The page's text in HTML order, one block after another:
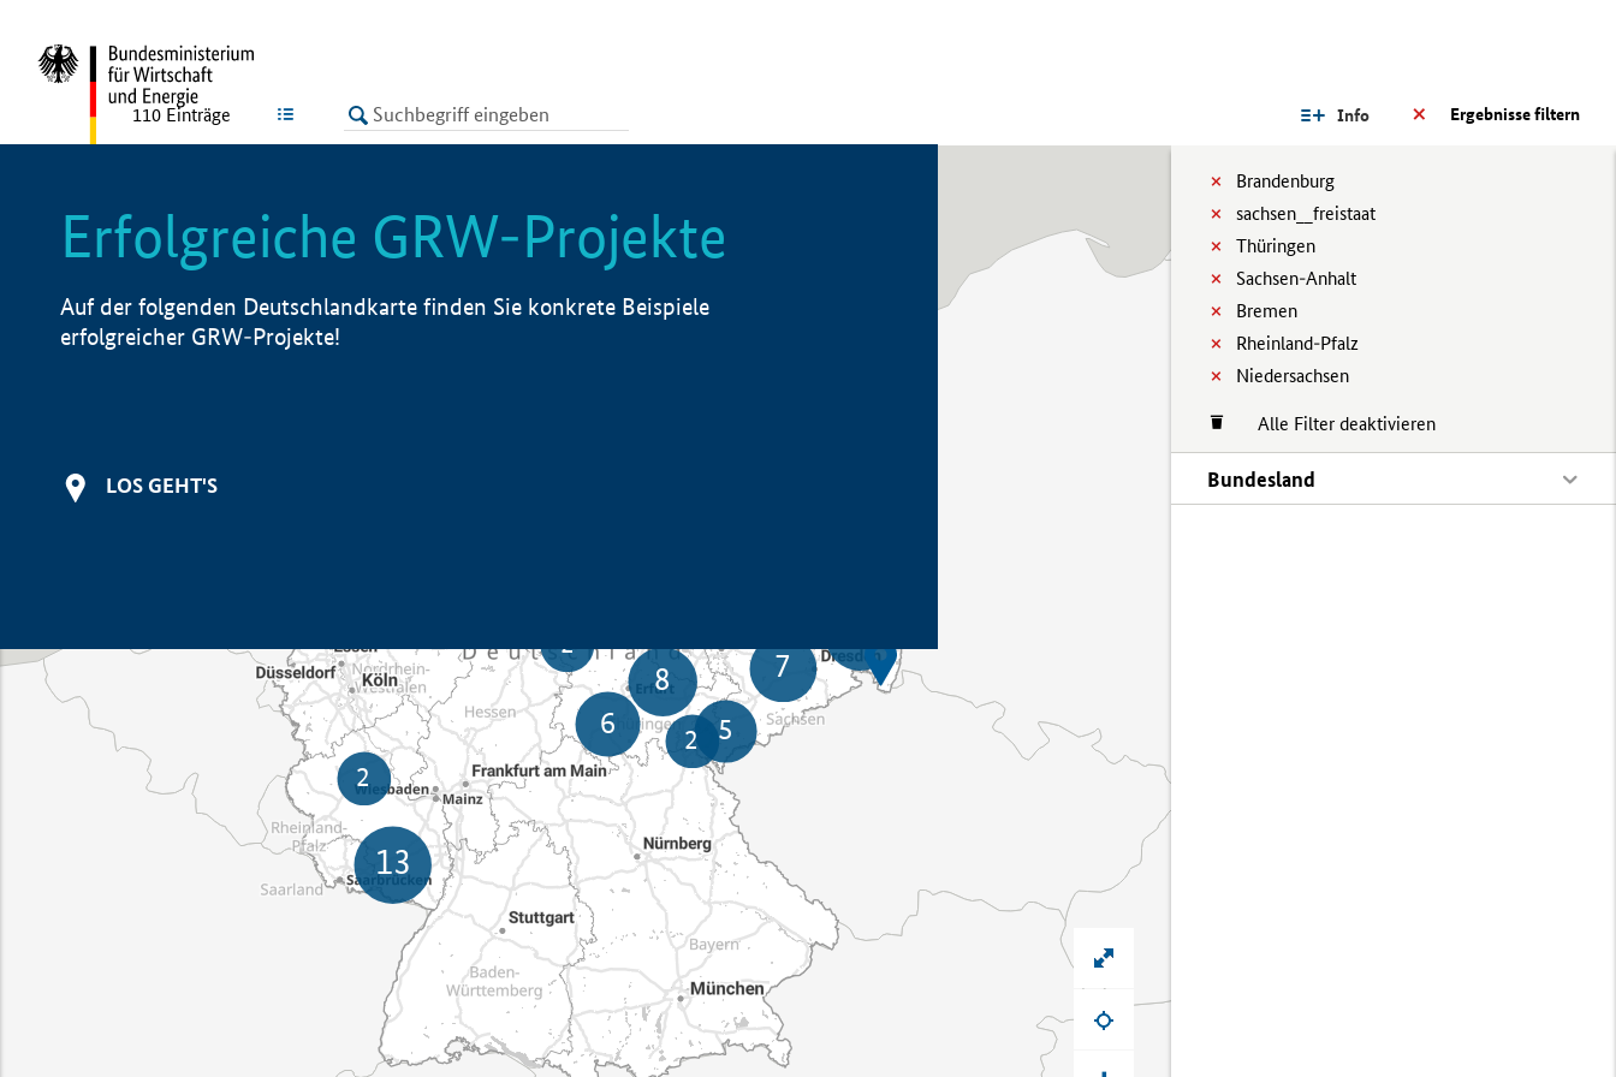
LISTE Ergebnisse filtern
Info
Brandenburg
sachsen__freistaat
Thüringen
Sachsen-Anhalt
Bremen
Rheinland-Pfalz
Niedersachsen
Alle Filter deaktivieren
Bundesland
110 Einträge
Erfolgreiche GRW-Projekte
Auf der folgenden Deutschlandkarte finden Sie konkrete Beispiele
erfolgreicher GRW-Projekte!
LOS GEHT'S